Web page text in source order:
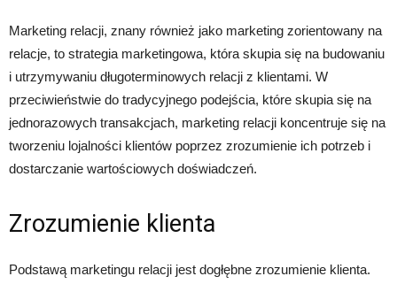
Marketing relacji, znany również jako marketing zorientowany na
relacje, to strategia marketingowa, która skupia się na budowaniu
i utrzymywaniu długoterminowych relacji z klientami. W
przeciwieństwie do tradycyjnego podejścia, które skupia się na
jednorazowych transakcjach, marketing relacji koncentruje się na
tworzeniu lojalności klientów poprzez zrozumienie ich potrzeb i
dostarczanie wartościowych doświadczeń.
Zrozumienie klienta
Podstawą marketingu relacji jest dogłębne zrozumienie klienta.